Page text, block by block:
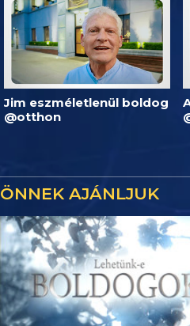
Jim eszméletlenül boldog
@otthon
ÖNNEK AJÁNLJUK